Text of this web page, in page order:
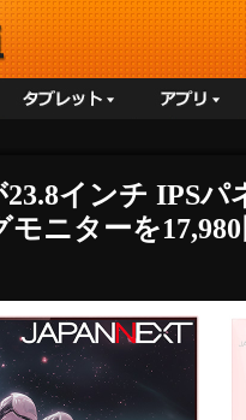
インチ IPS
ニターを